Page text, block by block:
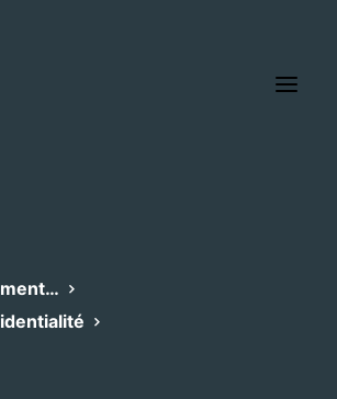
Capelle et Masmolène
à suivre